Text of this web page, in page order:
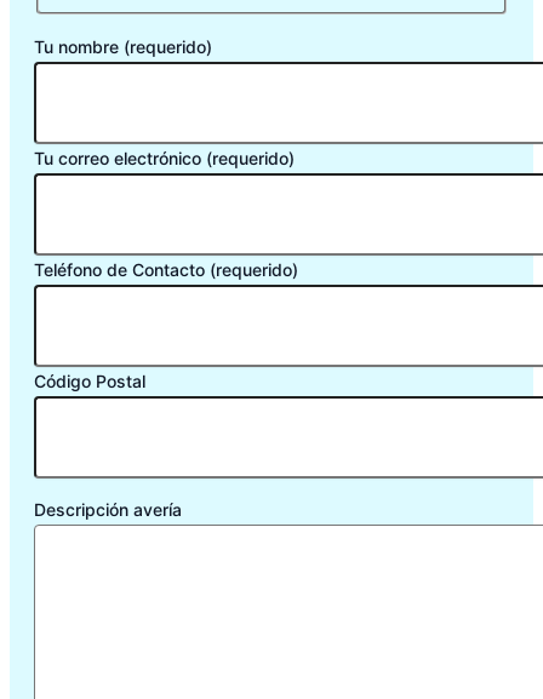
Tu nombre (requerido)
Tu correo electrónico (requerido)
Teléfono de Contacto (requerido)
Código Postal
Descripción avería